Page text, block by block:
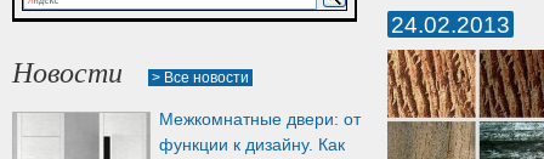
Уплотнитель лоджиевый для (4, 5, 6 мм)
Уплотнитель для деревянных дверей
Артикул:
Новости > Все новости
Межкомнатные двери: от
функции к дизайну. Как
24.02.2013